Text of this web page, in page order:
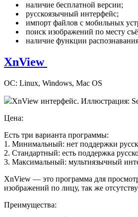
наличие бесплатной версии;
русскоязычный интерфейс;
импорт файлов с мобильных
поиск изображений по месту
наличие функции
XnView
ОС: Linux, Windows, Mac OS
XnView интерфейс. Иллюстрация:
Цена:
Есть три варианта программы:
1. Минимальный: нет поддержки
2. Стандартный: есть поддержка
3. Максимальный: мультиязычный
XnView — это программа для
изображений по лицу, так же
Преимущества: